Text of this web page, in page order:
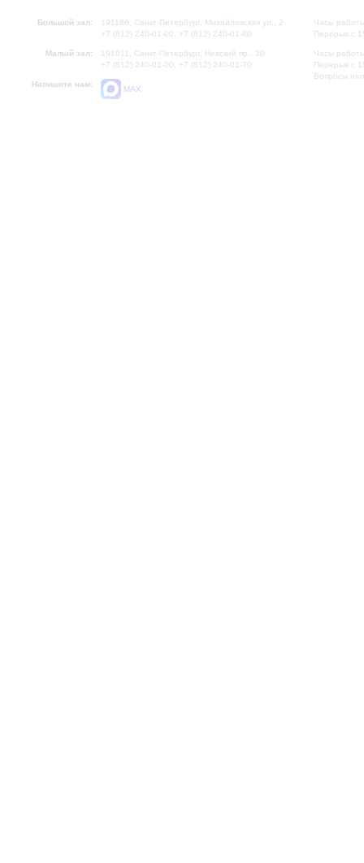
Большой зал:
191186, Санкт-Петербург, Михайловская ул., 2
+7 (812) 240-01-00, +7 (812) 240-01-80
Малый зал:
191011, Санкт-Петербург, Невский пр., 30
+7 (812) 240-01-00, +7 (812) 240-01-70
Напишите нам:
MAX
Часы
Перерыв с
Часы
Перерыв с
Вопросы